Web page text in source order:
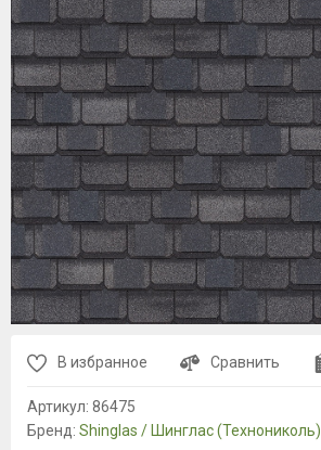
В избранное Сравнить
Артикул: 86475
Бренд: Shinglas / Шинглас (Технониколь)